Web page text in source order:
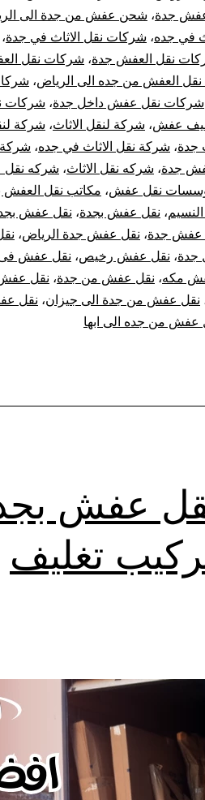
جدة، شحن عفش من جدة الى
في جده، شركات نقل الاثاث في جدة
نقل العفش جدة، شركات نقل
العفش من جده الى الرياض،
شركات نقل عفش داخل جدة، شركات
عفش، شركة لنقل الاثاث، شركة
جدة، شركة نقل الاثاث في جده،
جدة، شركه نقل الاثاث، شركه
نقل عفش، مكاتب نقل العفش
، نقل عفش بجدة، نقل عفش
عفش جدة، نقل عفش جدة الرياض،
جدة، نقل عفش رخيص، نقل عفش
مكه، نقل عفش من جدة، نقل
نقل عفش من جدة الى جيزان، نقل
عفش من جده الى ابها
عفش
تغليف